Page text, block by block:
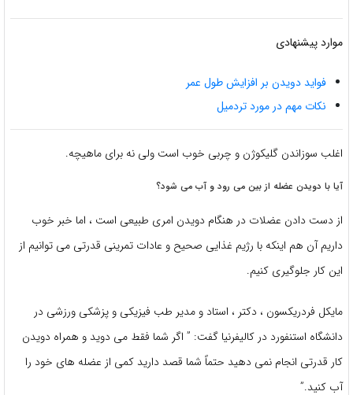
موارد پیشنهادی
فواید دویدن بر افزایش طول عمر
نکات مهم در مورد تردمیل
اغلب سوزاندن گلیکوژن و چربی خوب است ولی نه برای ماهیچه.
آیا با دویدن عضله از بین می رود و آب می شود؟
از دست دادن عضلات در هنگام دویدن امری طبیعی است ، اما خبر خوب
داریم آن هم اینکه با رژیم غذایی صحیح و عادات تمرینی قدرتی می توانیم از
این کار جلوگیری کنیم.
مایکل فردریکسون ، دکتر ، استاد و مدیر طب فیزیکی و پزشکی ورزشی در
دانشگاه استنفورد در کالیفرنیا گفت: ” اگر شما فقط می دوید و همراه دویدن
کار قدرتی انجام نمی دهید حتماً شما قصد دارید کمی از عضله های خود را
آب کنید.”